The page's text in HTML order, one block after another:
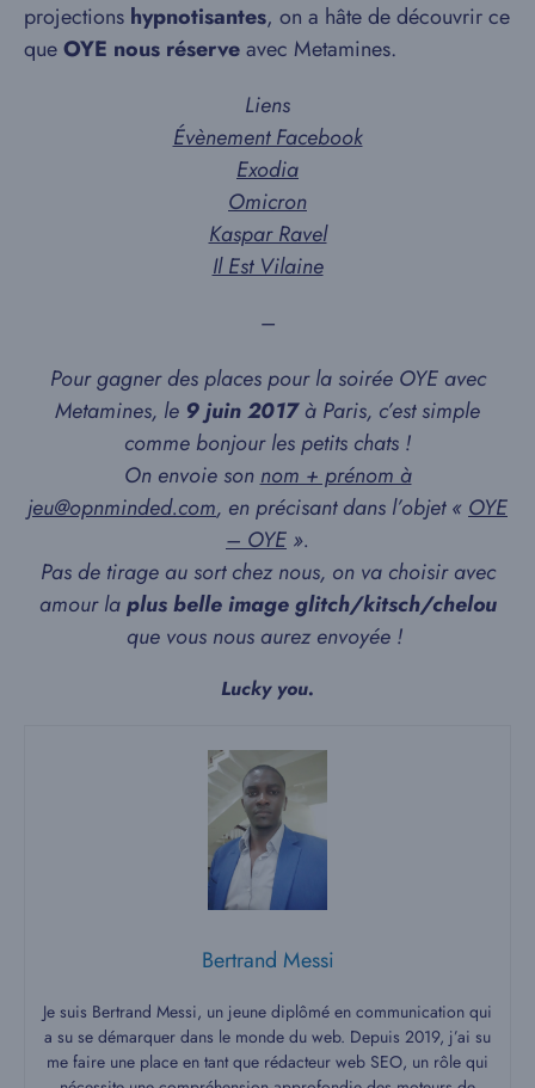
projections hypnotisantes, on a hâte de découvrir ce
queOYE nous réserveavec Metamines.
Liens
Évènement Facebook
Exodia
Omicron
Kaspar Ravel
Il Est Vilaine
–
Pour gagner des places pour la soirée OYE avec
Metamines, le 9 juin 2017à Paris, c’est simple
comme bonjour les petits chats !
On envoie sonnom + prénom à
jeu@opnminded.com, en précisant dans l’objet « OYE
– OYE ».
Pas de tirage au sort chez nous, on va choisir avec
amour laplus belle image glitch/kitsch/chelou
que vous nous aurez envoyée !
Lucky you.
Bertrand Messi
Je suis Bertrand Messi, un jeune diplômé en communication qui
a su se démarquer dans le monde du web. Depuis 2019, j’ai su
me faire une place en tant que rédacteur web SEO, un rôle qui